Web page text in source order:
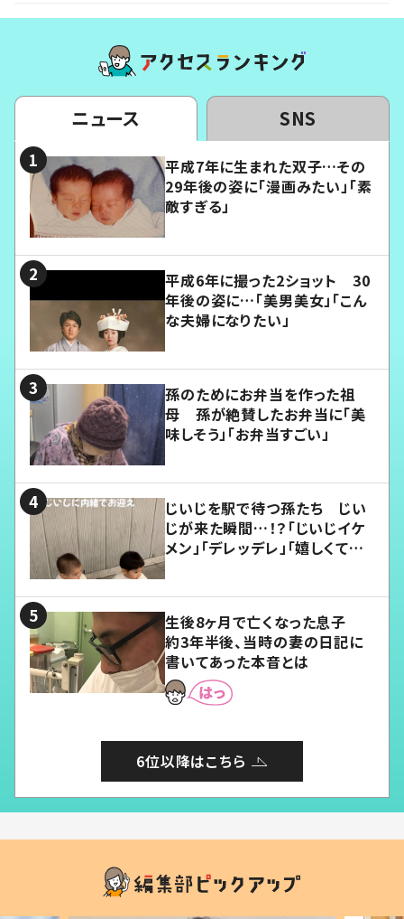
ニュース SNS
平成7年に生まれた双子…その
29年後の姿に「漫画みたい」「素
敵すぎる」
平成6年に撮った2ショット 30
年後の姿に…「美男美女」「こん
な夫婦になりたい」
孫のためにお弁当を作った祖
母 孫が絶賛したお弁当に「美
味しそう」「お弁当すごい」
じいじを駅で待つ孫たち じい
じが来た瞬間…！？「じいじイケ
メン」「デレッデレ」「嬉しくて可
生後8ヶ月で亡くなった息子
約3年半後、当時の妻の日記に
書いてあった本音とは
6位以降はこちら